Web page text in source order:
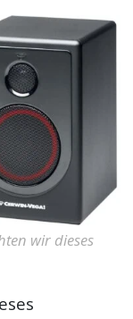
wir dieses